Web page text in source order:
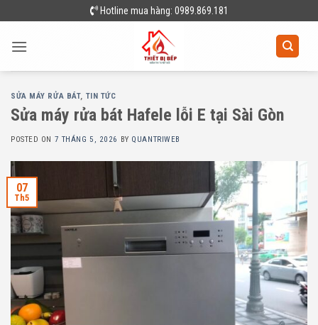
to
content
Hotline mua hàng: 0989.869.181
SỬA MÁY RỬA BÁT, TIN TỨC
Sửa máy rửa bát Hafele lỗi E tại Sài Gòn
POSTED ON 7 THÁNG 5, 2026 BY QUANTRIWEB
07
Th5